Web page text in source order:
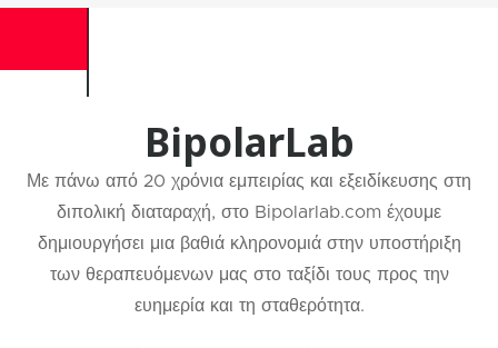
BipolarLab
Με πάνω από 20 χρόνια εμπειρίας και εξειδίκευσης στη
διπολική διαταραχή, στο Bipolarlab.com έχουμε
δημιουργήσει μια βαθιά κληρονομιά στην υποστήριξη
των θεραπευόμενων μας στο ταξίδι τους προς την
ευημερία και τη σταθερότητα.